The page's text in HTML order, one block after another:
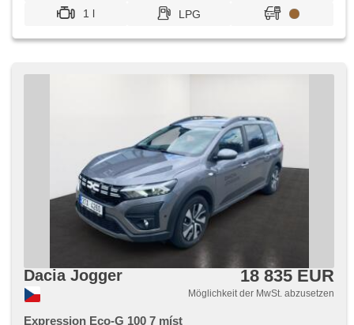
1 l
LPG
Dacia Jogger 18 835 EUR
Möglichkeit der MwSt. abzusetzen
Expression Eco-G 100 7 míst